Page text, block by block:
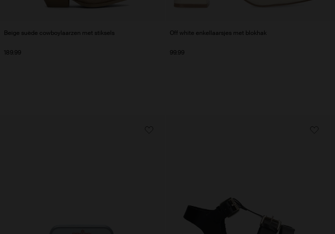
Beige suède cowboylaarzen met stiksels
189.99
Off white enkellaarsjes met blokhak
99.99